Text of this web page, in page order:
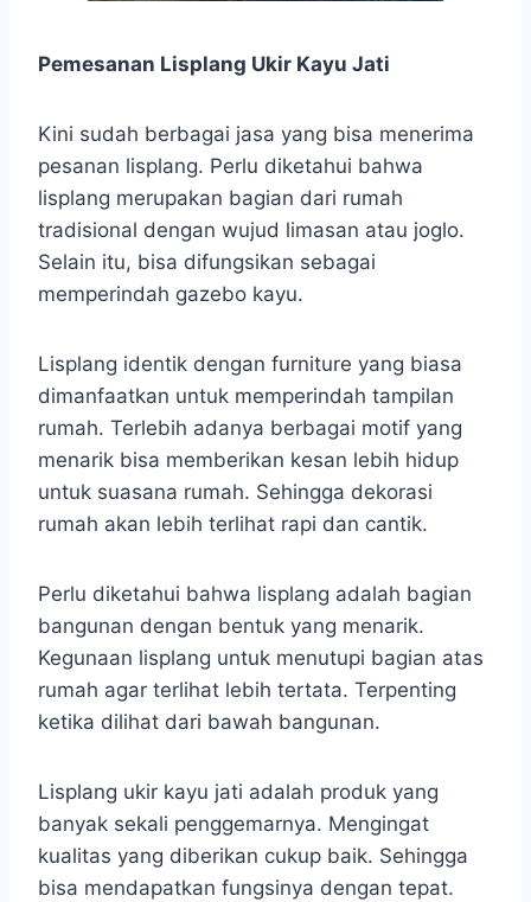
Pemesanan Lisplang Ukir Kayu Jati
Kini sudah berbagai jasa yang bisa menerima
pesanan lisplang. Perlu diketahui bahwa
lisplang merupakan bagian dari rumah
tradisional dengan wujud limasan atau joglo.
Selain itu, bisa difungsikan sebagai
memperindah gazebo kayu.
Lisplang identik dengan furniture yang biasa
dimanfaatkan untuk memperindah tampilan
rumah. Terlebih adanya berbagai motif yang
menarik bisa memberikan kesan lebih hidup
untuk suasana rumah. Sehingga dekorasi
rumah akan lebih terlihat rapi dan cantik.
Perlu diketahui bahwa lisplang adalah bagian
bangunan dengan bentuk yang menarik.
Kegunaan lisplang untuk menutupi bagian atas
rumah agar terlihat lebih tertata. Terpenting
ketika dilihat dari bawah bangunan.
Lisplang ukir kayu jati adalah produk yang
banyak sekali penggemarnya. Mengingat
kualitas yang diberikan cukup baik. Sehingga
bisa mendapatkan fungsinya dengan tepat.